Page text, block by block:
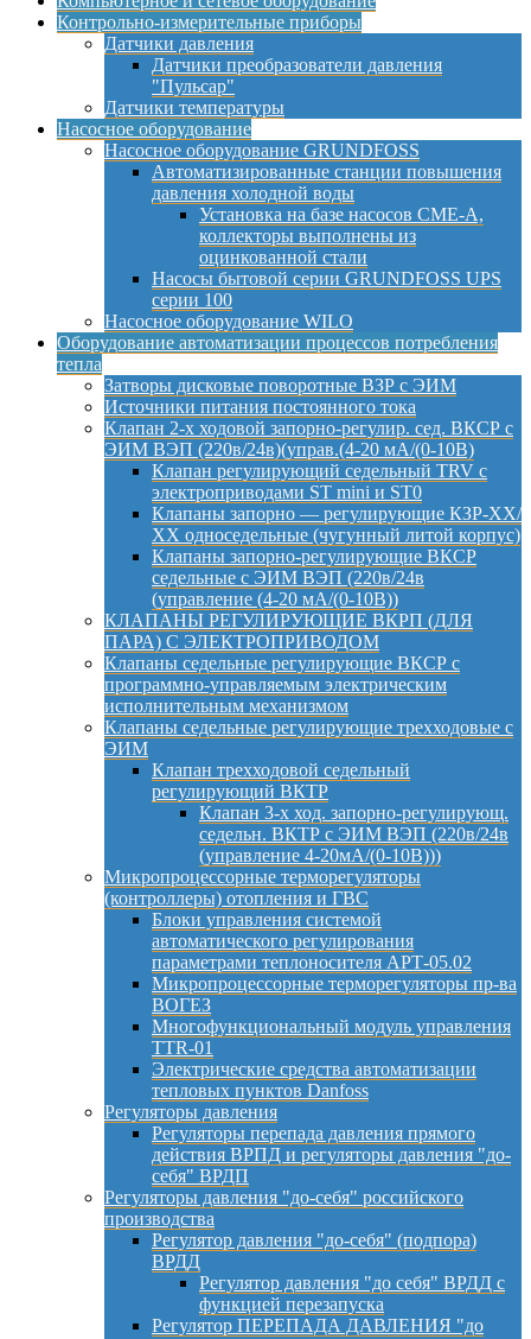
Контрольно-измерительные приборы
Датчики давления
Датчики преобразователи давления
"Пульсар"
Датчики температуры
Насосное оборудование
Насосное оборудование GRUNDFOSS
Автоматизированные станции повышения
давления холодной воды
Установка на базе насосов CME-A,
коллекторы выполнены из
оцинкованной стали
Насосы бытовой серии GRUNDFOSS UPS
серии 100
Насосное оборудование WILO
Оборудование автоматизации процессов потребления
тепла
Затворы дисковые поворотные ВЗР с ЭИМ
Источники питания постоянного тока
Клапан 2-х ходовой запорно-регулир. сед. ВКСР с
ЭИМ ВЭП (220в/24в)(управ.(4-20 мА/(0-10В)
Клапан регулирующий седельный TRV с
электроприводами ST mini и ST0
Клапаны запорно — регулирующие КЗР-ХХ/
ХХ односедельные (чугунный литой корпус)
Клапаны запорно-регулирующие ВКСР
седельные с ЭИМ ВЭП (220в/24в
(управление (4-20 мА/(0-10В))
КЛАПАНЫ РЕГУЛИРУЮЩИЕ ВКРП (ДЛЯ
ПАРА) С ЭЛЕКТРОПРИВОДОМ
Клапаны седельные регулирующие ВКСР с
программно-управляемым электрическим
исполнительным механизмом
Клапаны седельные регулирующие трехходовые с
ЭИМ
Клапан трехходовой седельный
регулирующий ВКТР
Клапан 3-х ход. запорно-регулирующ.
седельн. ВКТР с ЭИМ ВЭП (220в/24в
(управление 4-20мА/(0-10В)))
Микропроцессорные терморегуляторы
(контроллеры) отопления и ГВС
Блоки управления системой
автоматического регулирования
параметрами теплоносителя АРТ-05.02
Микропроцессорные терморегуляторы пр-ва
ВОГЕЗ
Многофункциональный модуль управления
TTR-01
Электрические средства автоматизации
тепловых пунктов Danfoss
Регуляторы давления
Регуляторы перепада давления прямого
действия ВРПД и регуляторы давления "до-
себя" ВРДП
Регуляторы давления "до-себя" российского
производства
Регулятор давления "до-себя" (подпора)
ВРДД
Регулятор давления "до себя" ВРДД с
функцией перезапуска
Регулятор ПЕРЕПАДА ДАВЛЕНИЯ "до